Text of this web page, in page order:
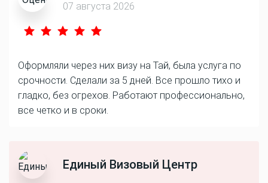
07 августа 2026
Оформляли через них визу на Тай, была услуга по
срочности. Сделали за 5 дней. Все прошло тихо и
гладко, без огрехов. Работают профессионально,
все четко и в сроки.
Единый Визовый Центр